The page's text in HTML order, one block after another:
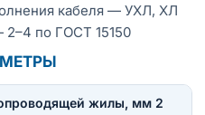
кабеля — УХЛ, ХЛ
2–4 по ГОСТ 15150
жилы, мм 2